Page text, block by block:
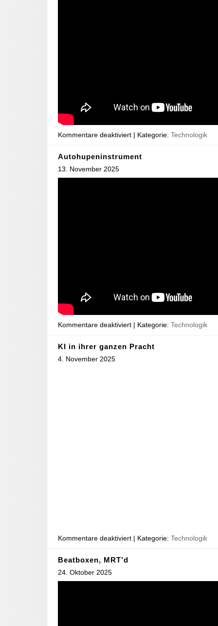
Kommentare deaktiviert | Kategorie: Technologik
Autohupeninstrument
13. November 2025
Kommentare deaktiviert | Kategorie: Technologik
KI in ihrer ganzen Pracht
4. November 2025
Kommentare deaktiviert | Kategorie: Technologik
Beatboxen, MRT’d
24. Oktober 2025